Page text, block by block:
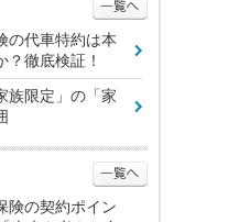
の代車特約は本
？徹底検証！
族限定」の「家
険の契約ポイン